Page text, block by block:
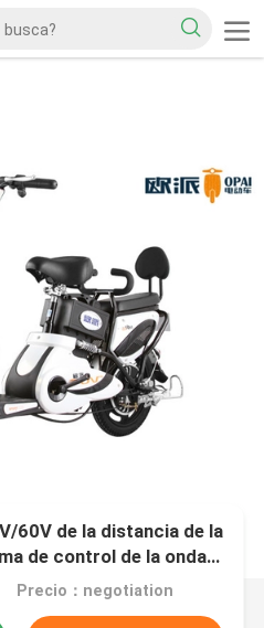
60V de la distancia de la
de control de la onda
Precio：negotiation